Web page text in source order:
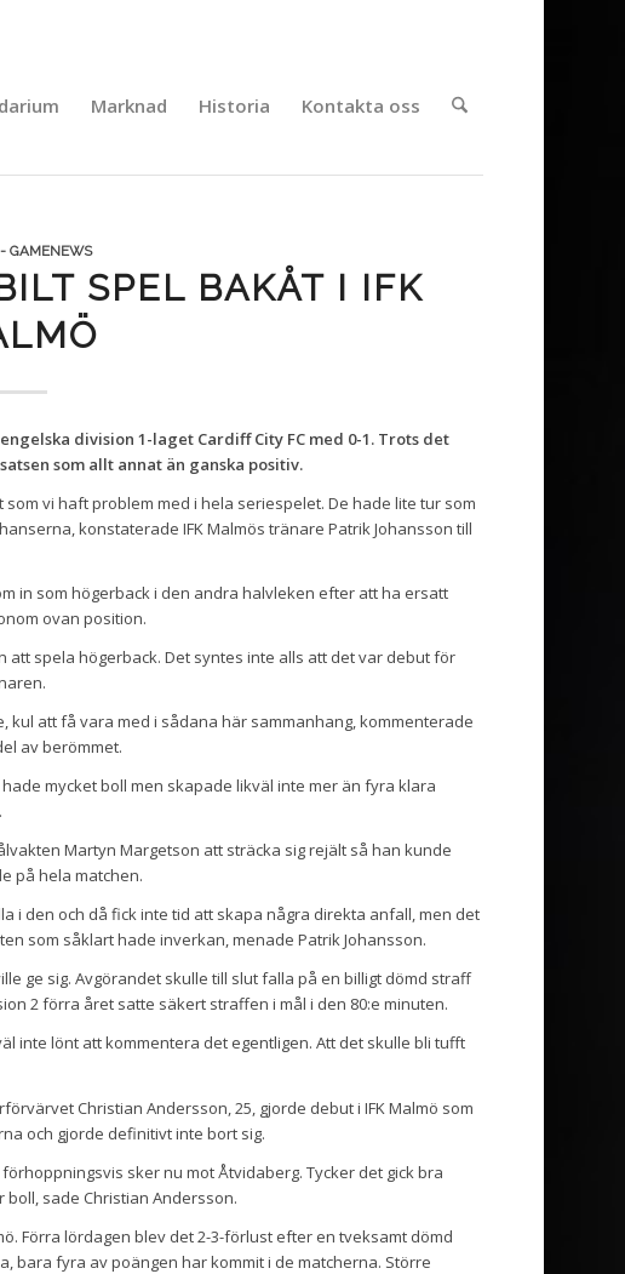
Marknad Historia Kontakta oss
GAMENEWS
SPEL BAKÅT I IFK
division 1-laget Cardiff City FC med 0-1. Trots det
som allt annat än ganska positiv.
vi haft problem med i hela seriespelet. De hade lite tur som
konstaterade IFK Malmös tränare Patrik Johansson till
in som högerback i den andra halvleken efter att ha ersatt
ovan position.
spela högerback. Det syntes inte alls att det var debut för
kul att få vara med i sådana här sammanhang, kommenterade
av berömmet.
mycket boll men skapade likväl inte mer än fyra klara
Martyn Margetson att sträcka sig rejält så han kunde
på hela matchen.
i den och då fick inte tid att skapa några direkta anfall, men det
som såklart hade inverkan, menade Patrik Johansson.
ge sig. Avgörandet skulle till slut falla på en billigt dömd straff
2 förra året satte säkert straffen i mål i den 80:e minuten.
inte lönt att kommentera det egentligen. Att det skulle bli tufft
Christian Andersson, 25, gjorde debut i IFK Malmö som
och gjorde definitivt inte bort sig.
sker nu mot Åtvidaberg. Tycker det gick bra
sade Christian Andersson.
Förra lördagen blev det 2-3-förlust efter en tveksamt dömd
bara fyra av poängen har kommit i de matcherna. Större